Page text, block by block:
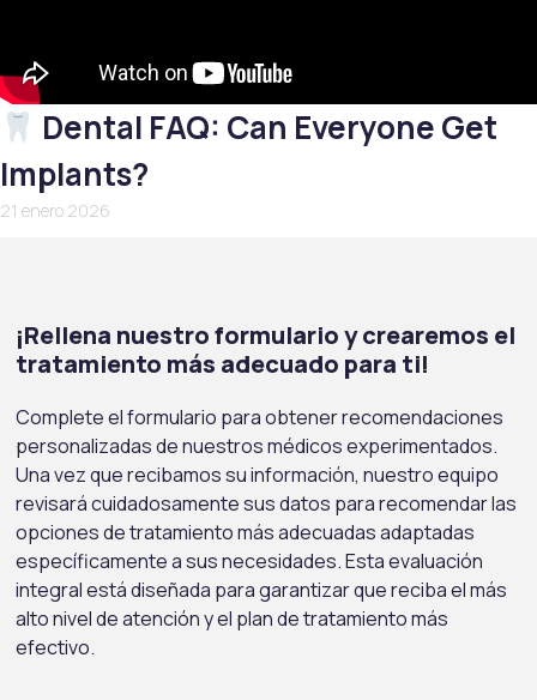
Dental FAQ: Can Everyone Get
Implants?
21 enero 2026
¡Rellena nuestro formulario y crearemos el
tratamiento más adecuado para ti!
Complete el formulario para obtener recomendaciones
personalizadas de nuestros médicos experimentados.
Una vez que recibamos su información, nuestro equipo
revisará cuidadosamente sus datos para recomendar las
opciones de tratamiento más adecuadas adaptadas
específicamente a sus necesidades. Esta evaluación
integral está diseñada para garantizar que reciba el más
alto nivel de atención y el plan de tratamiento más
efectivo.